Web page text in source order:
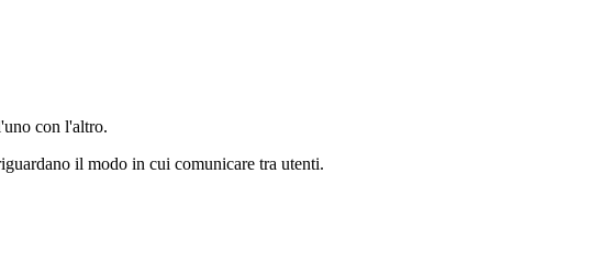
con l'altro.
il modo in cui comunicare tra utenti.